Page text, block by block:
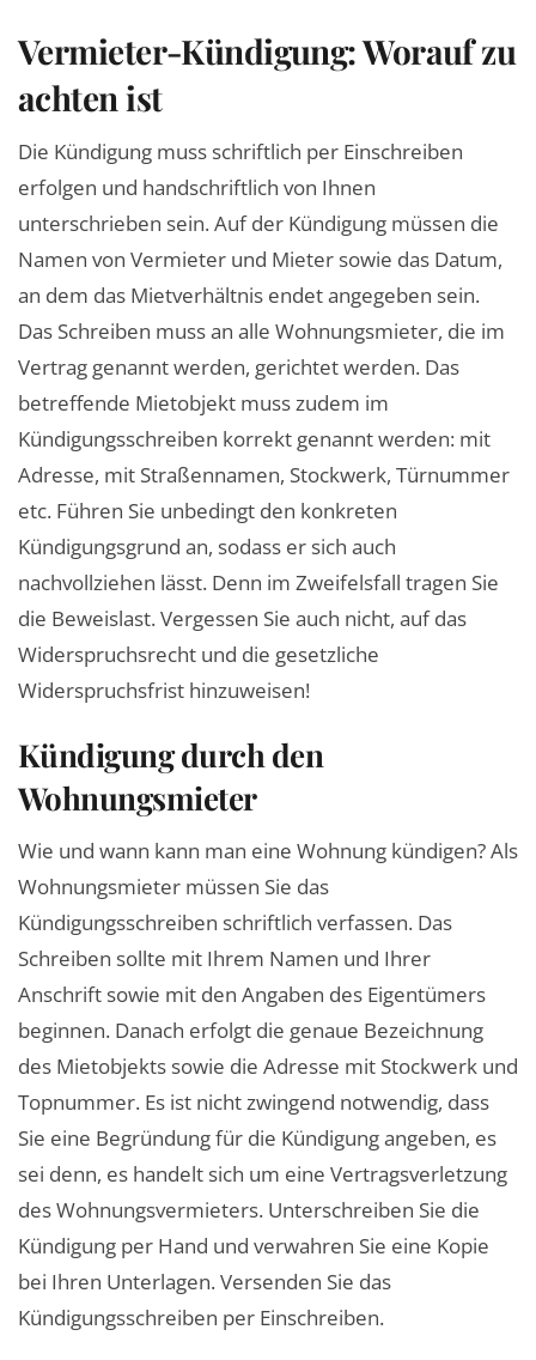
Vermieter-Kündigung: Worauf zu
achten ist
Die Kündigung muss schriftlich per Einschreiben
erfolgen und handschriftlich von Ihnen
unterschrieben sein. Auf der Kündigung müssen die
Namen von Vermieter und Mieter sowie das Datum,
an dem das Mietverhältnis endet angegeben sein.
Das Schreiben muss an alle Wohnungsmieter, die im
Vertrag genannt werden, gerichtet werden. Das
betreffende Mietobjekt muss zudem im
Kündigungsschreiben korrekt genannt werden: mit
Adresse, mit Straßennamen, Stockwerk, Türnummer
etc. Führen Sie unbedingt den konkreten
Kündigungsgrund an, sodass er sich auch
nachvollziehen lässt. Denn im Zweifelsfall tragen Sie
die Beweislast. Vergessen Sie auch nicht, auf das
Widerspruchsrecht und die gesetzliche
Widerspruchsfrist hinzuweisen!
Kündigung durch den
Wohnungsmieter
Wie und wann kann man eine Wohnung kündigen? Als
Wohnungsmieter müssen Sie das
Kündigungsschreiben schriftlich verfassen. Das
Schreiben sollte mit Ihrem Namen und Ihrer
Anschrift sowie mit den Angaben des Eigentümers
beginnen. Danach erfolgt die genaue Bezeichnung
des Mietobjekts sowie die Adresse mit Stockwerk und
Topnummer. Es ist nicht zwingend notwendig, dass
Sie eine Begründung für die Kündigung angeben, es
sei denn, es handelt sich um eine Vertragsverletzung
des Wohnungsvermieters. Unterschreiben Sie die
Kündigung per Hand und verwahren Sie eine Kopie
bei Ihren Unterlagen. Versenden Sie das
Kündigungsschreiben per Einschreiben.